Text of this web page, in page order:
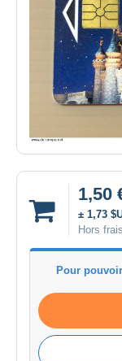
1,50
± 1,73
Hors
Pour